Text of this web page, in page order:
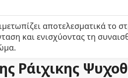
αποτελεσματικά το
και ενισχύοντας τη
Ράιχικης